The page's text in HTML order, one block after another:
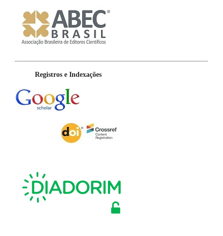
Registros e Indexações